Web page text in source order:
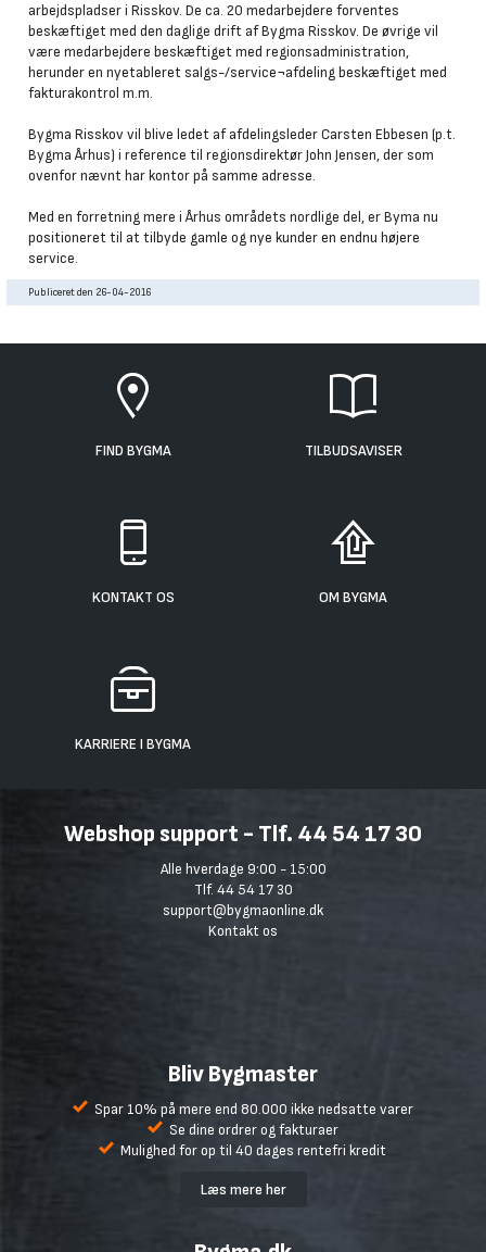
arbejdspladser i Risskov. De ca. 20 medarbejdere forventes
beskæftiget med den daglige drift af Bygma Risskov. De øvrige vil
være medarbejdere beskæftiget med regionsadministration,
herunder en nyetableret salgs-/service¬afdeling beskæftiget med
fakturakontrol m.m.
Bygma Risskov vil blive ledet af afdelingsleder Carsten Ebbesen (p.t.
Bygma Århus) i reference til regionsdirektør John Jensen, der som
ovenfor nævnt har kontor på samme adresse.
Med en forretning mere i Århus områdets nordlige del, er Byma nu
positioneret til at tilbyde gamle og nye kunder en endnu højere
service.
Publiceret den 26-04-2016
FIND BYGMA TILBUDSAVISER
KONTAKT OS OM BYGMA
KARRIERE I BYGMA
Webshop support - Tlf. 44 54 17 30
Alle hverdage 9:00 - 15:00
Tlf. 44 54 17 30
support@bygmaonline.dk
Kontakt os
Bliv Bygmaster
Spar 10% på mere end 80.000 ikke nedsatte varer
Se dine ordrer og fakturaer
Mulighed for op til 40 dages rentefri kredit
Læs mere her